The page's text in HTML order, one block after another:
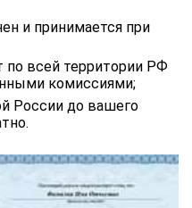
и принимается при
всей территории РФ
комиссиями;
России до вашего